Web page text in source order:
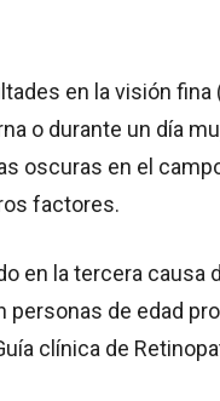
en la visión
o durante un día
oscuras en el
factores.
en la tercera causa
personas de edad
clínica de